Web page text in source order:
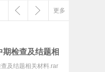
项目的…
03-17
题等有关…
03-17
03-17
和应用”…
更多
及结题相关材料.rar